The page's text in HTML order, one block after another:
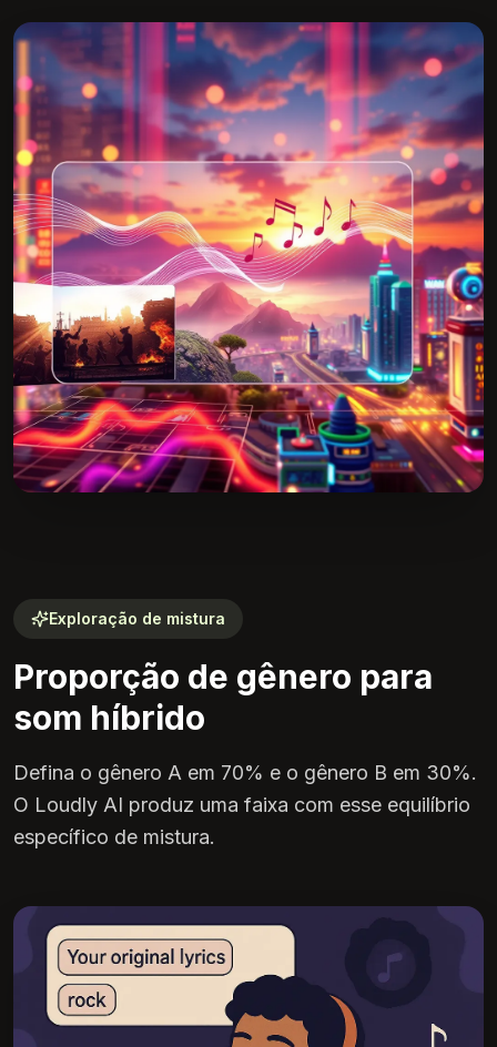
Exploração de mistura
Proporção de gênero para
som híbrido
Defina o gênero A em 70% e o gênero B em 30%.
O Loudly AI produz uma faixa com esse equilíbrio
específico de mistura.